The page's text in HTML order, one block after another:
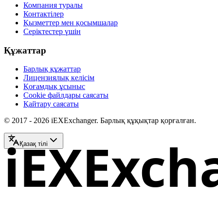
Компания туралы
Контактілер
Қызметтер мен қосымшалар
Серіктестер үшін
Құжаттар
Барлық құжаттар
Лицензиялық келісім
Қоғамдық ұсыныс
Cookie файлдары саясаты
Қайтару саясаты
© 2017 - 2026 iEXExchanger. Барлық құқықтар қорғалған.
Қазақ тілі